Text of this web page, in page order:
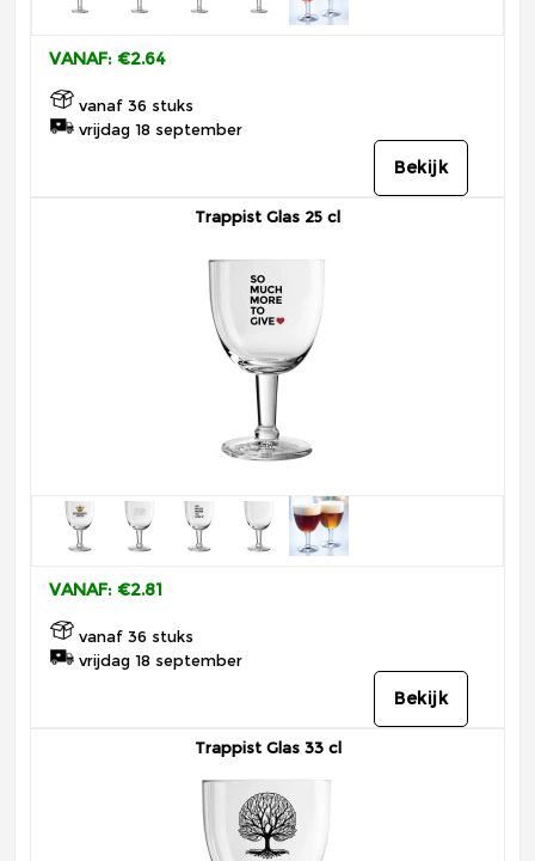
VANAF: €2.64
vanaf 36 stuks
vrijdag 18 september
Bekijk
Trappist Glas 25 cl
VANAF: €2.81
vanaf 36 stuks
vrijdag 18 september
Bekijk
Trappist Glas 33 cl